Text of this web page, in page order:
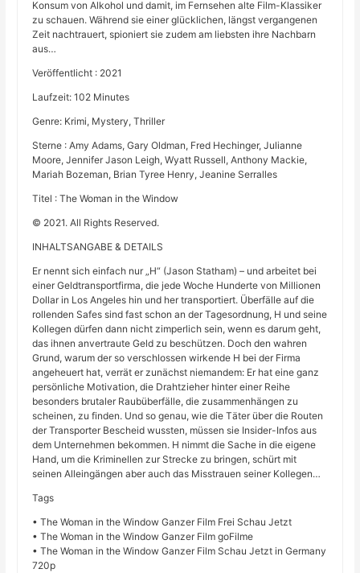
Konsum von Alkohol und damit, im Fernsehen alte Film-Klassiker
zu schauen. Während sie einer glücklichen, längst vergangenen
Zeit nachtrauert, spioniert sie zudem am liebsten ihre Nachbarn
aus…
Veröffentlicht : 2021
Laufzeit: 102 Minutes
Genre: Krimi, Mystery, Thriller
Sterne : Amy Adams, Gary Oldman, Fred Hechinger, Julianne
Moore, Jennifer Jason Leigh, Wyatt Russell, Anthony Mackie,
Mariah Bozeman, Brian Tyree Henry, Jeanine Serralles
Titel : The Woman in the Window
© 2021. All Rights Reserved.
INHALTSANGABE & DETAILS
Er nennt sich einfach nur „H“ (Jason Statham) – und arbeitet bei
einer Geldtransportfirma, die jede Woche Hunderte von Millionen
Dollar in Los Angeles hin und her transportiert. Überfälle auf die
rollenden Safes sind fast schon an der Tagesordnung, H und seine
Kollegen dürfen dann nicht zimperlich sein, wenn es darum geht,
das ihnen anvertraute Geld zu beschützen. Doch den wahren
Grund, warum der so verschlossen wirkende H bei der Firma
angeheuert hat, verrät er zunächst niemandem: Er hat eine ganz
persönliche Motivation, die Drahtzieher hinter einer Reihe
besonders brutaler Raubüberfälle, die zusammenhängen zu
scheinen, zu finden. Und so genau, wie die Täter über die Routen
der Transporter Bescheid wussten, müssen sie Insider-Infos aus
dem Unternehmen bekommen. H nimmt die Sache in die eigene
Hand, um die Kriminellen zur Strecke zu bringen, schürt mit
seinen Alleingängen aber auch das Misstrauen seiner Kollegen…
Tags
• The Woman in the Window Ganzer Film Frei Schau Jetzt
• The Woman in the Window Ganzer Film goFilme
• The Woman in the Window Ganzer Film Schau Jetzt in Germany
720p